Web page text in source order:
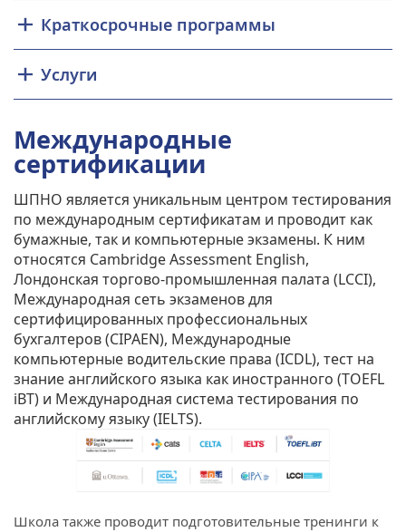
Краткосрочные программы
Услуги
Международные
сертификации
ШПНО является уникальным центром тестирования
по международным сертификатам и проводит как
бумажные, так и компьютерные экзамены. К ним
относятся Cambridge Assessment English,
Лондонская торгово-промышленная палата (LCCI),
Международная сеть экзаменов для
сертифицированных профессиональных
бухгалтеров (CIPAEN), Международные
компьютерные водительские права (ICDL), тест на
знание английского языка как иностранного (TOEFL
iBT) и Международная система тестирования по
английскому языку (IELTS).
Школа также проводит подготовительные тренинги к